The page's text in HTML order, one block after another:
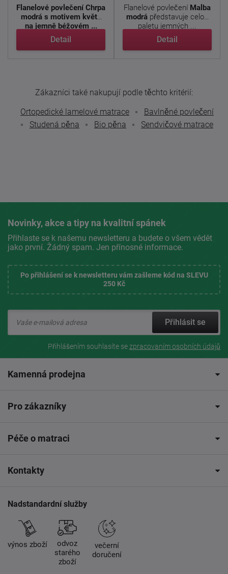
Flanelové povlečení Chrpa
modrá s motivem květů
na jemně béžovém ...
Detail
Flanelové povlečení Malba
modrá představuje celou
paletu jemných ...
Detail
Zákazníci také nakupují podle těchto kritérií:
Ortopedické lamelové matrace
Bavlněné povlečení
Studená pěna
Bio pěna Sendvičové matrace
Novinky, akce a tipy na kvalitní spánek
Přihlaste se k našemu newsletteru a budete o všem vědět
jako první. Žádný spam. Jen přínosné informace.
Po přihlášení se k newsletteru vám zašleme kód na SLEVU
250 Kč
Přihlásit se
Přihlášením souhlasíte sezpracovaním osobních údajů
Kamenná prodejna
Pro zákazníky
Péče o matraci
Kontakty
Nadstandardní služby
výnos zboží
odvoz
starého
zboží
večerní
doručení